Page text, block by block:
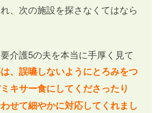
、次の施設を探さなくてはなら
介護5の夫を本当に手厚く見て
、誤嚥しないようにとろみをつ
キサー食にしてくださったり
せて細やかに対応してくれまし